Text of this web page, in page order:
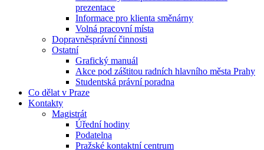
prezentace
Informace pro klienta směnárny
Volná pracovní místa
Dopravněsprávní činnosti
Ostatní
Grafický manuál
Akce pod záštitou radních hlavního města Prahy
Studentská právní poradna
Co dělat v Praze
Kontakty
Magistrát
Úřední hodiny
Podatelna
Pražské kontaktní centrum